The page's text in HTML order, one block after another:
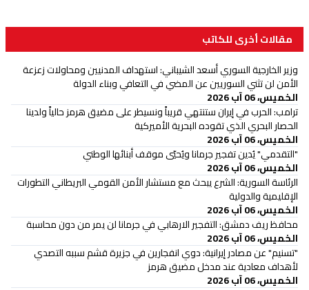
مقالات أخرى للكاتب
وزير الخارجية السوري أسعد الشيباني: استهداف المدنيين ومحاولات زعزعة
الأمن لن تثني السوريين عن المضي في التعافي وبناء الدولة
الخميس، 06 آب 2026
ترامب: الحرب في إيران ستنتهي قريباً ونسيطر على مضيق هرمز حالياً ولدينا
الحصار البحري الذي تقوده البحرية الأميركية
الخميس، 06 آب 2026
"التقدمي" يُدين تفجير جرمانا ويُحيّي موقف أبنائها الوطني
الخميس، 06 آب 2026
الرئاسة السورية: الشرع يبحث مع مستشار الأمن القومي البريطاني التطورات
الإقليمية والدولية
الخميس، 06 آب 2026
محافظ ريف دمشق: التفجير الارهابي في جرمانا لن يمر من دون محاسبة
الخميس، 06 آب 2026
"تسنيم" عن مصادر إيرانية: دوي انفجارين في جزيرة قشم سببه التصدي
لأهداف معادية عند مدخل مضيق هرمز
الخميس، 06 آب 2026